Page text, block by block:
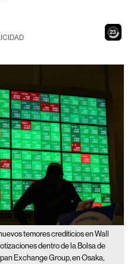
21
temores crediticios en Wall
dentro de la Bolsa de
Exchange Group, en Osaka,